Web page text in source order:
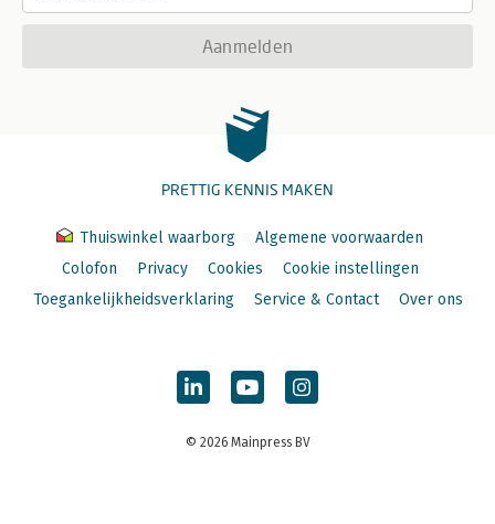
Aanmelden
PRETTIG KENNIS MAKEN
Thuiswinkel waarborg
Algemene voorwaarden
Colofon
Privacy Cookies
Cookie instellingen
Toegankelijkheidsverklaring
Service & Contact Over ons
© 2026 Mainpress BV